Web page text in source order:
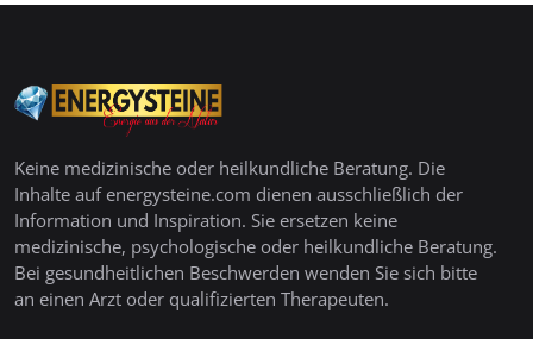
Keine medizinische oder heilkundliche Beratung. Die
Inhalte auf energysteine.com dienen ausschließlich der
Information und Inspiration. Sie ersetzen keine
medizinische, psychologische oder heilkundliche Beratung.
Bei gesundheitlichen Beschwerden wenden Sie sich bitte
an einen Arzt oder qualifizierten Therapeuten.